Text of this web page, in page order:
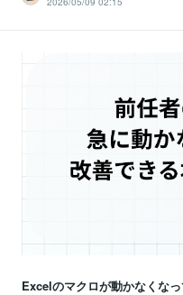
Excelのマクロが動かなくな